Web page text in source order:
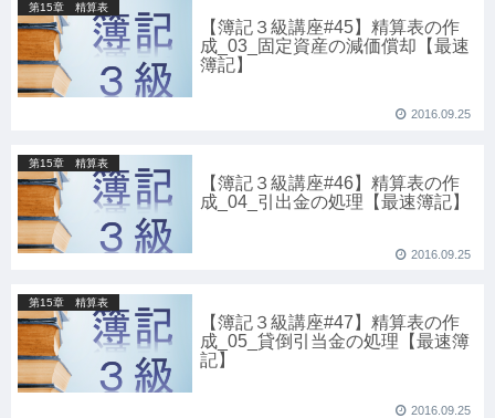
第15章 精算表
【簿記３級講座#45】精算表の作
成_03_固定資産の減価償却【最速
簿記】
2016.09.25
第15章 精算表
【簿記３級講座#46】精算表の作
成_04_引出金の処理【最速簿記】
2016.09.25
第15章 精算表
【簿記３級講座#47】精算表の作
成_05_貸倒引当金の処理【最速簿
記】
2016.09.25